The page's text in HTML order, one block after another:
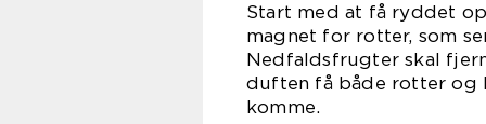
Start med at få ryddet
magnet for rotter, som
Nedfaldsfrugter skal
duften få både rotter og